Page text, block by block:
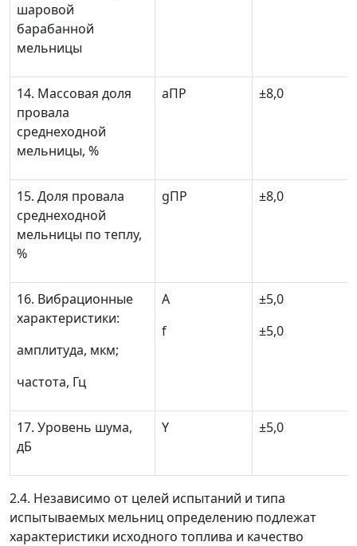
шаровой
барабанной
мельницы
14. Массовая доля
провала
среднеходной
мельницы, %
aПР ±8,0
15. Доля провала
среднеходной
мельницы по теплу,
%
gПР ±8,0
16. Вибрационные
характеристики:
амплитуда, мкм;
частота, Гц
A
f
±5,0
±5,0
17. Уровень шума,
дБ
Y ±5,0
2.4. Независимо от целей испытаний и типа
испытываемых мельниц определению подлежат
характеристики исходного топлива и качество